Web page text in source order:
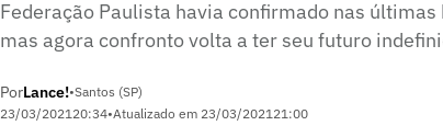
Federação Paulista havia confirmado nas
mas agora confronto volta a ter seu futuro
PorLance!•Santos (SP)
23/03/202120:34•Atualizado em 23/03/202121:00